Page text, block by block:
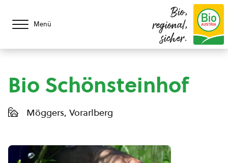
Menü
Bio,
regional,
sicher.
Bio Schönsteinhof
Möggers, Vorarlberg